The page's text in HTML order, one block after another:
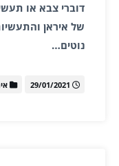
דוברי צבא או
של איראן
נוטים…
29/01/2021